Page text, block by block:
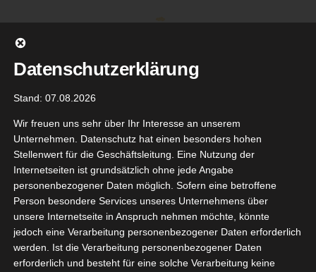
springen
Gehe zu ...
Datenschutzerklärung
Stand: 07.08.2026
Wir freuen uns sehr über Ihr Interesse an unserem
Unternehmen. Datenschutz hat einen besonders hohen
Stellenwert für die Geschäftsleitung. Eine Nutzung der
Internetseiten ist grundsätzlich ohne jede Angabe
personenbezogener Daten möglich. Sofern eine betroffene
Person besondere Services unseres Unternehmens über
unsere Internetseite in Anspruch nehmen möchte, könnte
jedoch eine Verarbeitung personenbezogener Daten erforderlich
werden. Ist die Verarbeitung personenbezogener Daten
erforderlich und besteht für eine solche Verarbeitung keine